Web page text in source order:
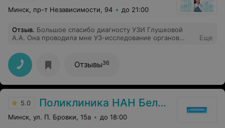
Минск, пр-т Независимости, 94 до 21:00
Отзыв. Большое спасибо диагносту УЗИ Глушковой
А.А. Она проводила мне УЗ-исследование органов
впоследствии мне удалили. Удалось избежать
серьезных проблем со здоровьем. Врач очень
приятная в общении. Квалифицированная, грамотная,
подробно разъяснила диагноз, а не просто поставила
перед фактом, как в обычной поликлинике. Спасибо за
Еще
Отзывы36
5.0 Поликлиника НАН Беларуси
Минск, ул. П. Бровки, 15а до 18:00